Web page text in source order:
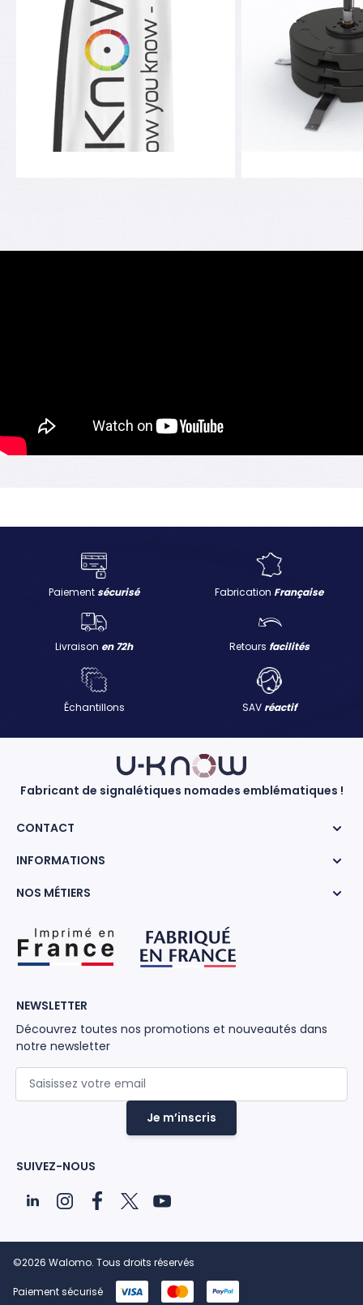
Paiement sécurisé Fabrication Française
Livraison en 72h Retours facilités
Échantillons SAVréactif
Fabricant de signalétiques nomades emblématiques !
CONTACT
INFORMATIONS
NOS MÉTIERS
NEWSLETTER
Découvrez toutes nos promotions et nouveautés dans
notre newsletter
Je m’inscris
SUIVEZ-NOUS
©2026 Walomo. Tous droits réservés
Paiement sécurisé